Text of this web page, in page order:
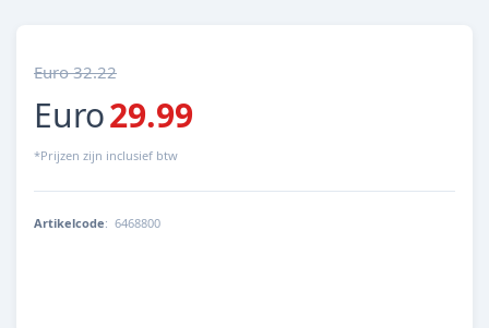
Euro 32.22
Euro29.99
*Prijzen zijn inclusief btw
Artikelcode: 6468800